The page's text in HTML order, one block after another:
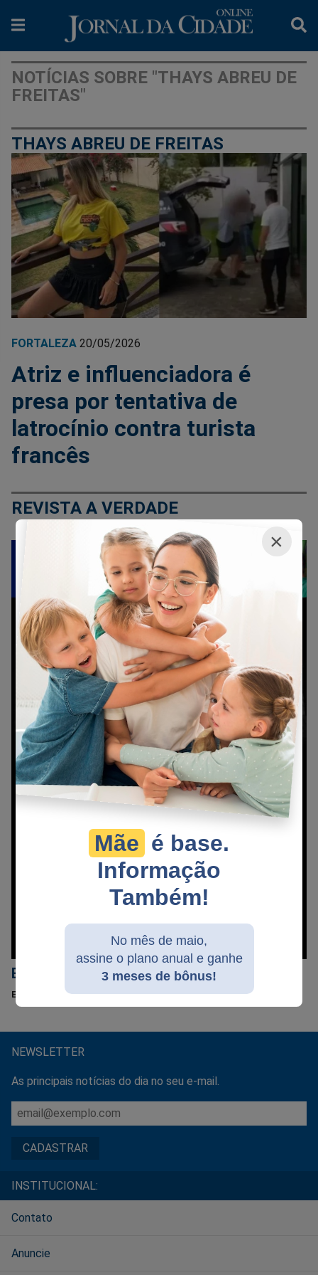
×
Mãe é base.
Informação
Também!
No mês de maio,
assine o plano anual e ganhe
3 meses de bônus!
NOTÍCIAS SOBRE "THAYS ABREU DE
FREITAS"
THAYS ABREU DE FREITAS
FORTALEZA 20/05/2026
Atriz e influenciadora é
presa por tentativa de
latrocínio contra turista
francês
REVISTA A VERDADE
EDIÇÃO 277
EDIÇÃO 277 - MAIO DE 2026
NEWSLETTER
As principais notícias do dia no seu e-mail.
INSTITUCIONAL:
Contato
Anuncie